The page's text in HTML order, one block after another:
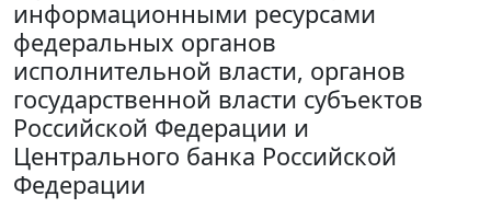
информационными ресурсами
федеральных органов
исполнительной власти, органов
государственной власти субъектов
Российской Федерации и
Центрального банка Российской
Федерации